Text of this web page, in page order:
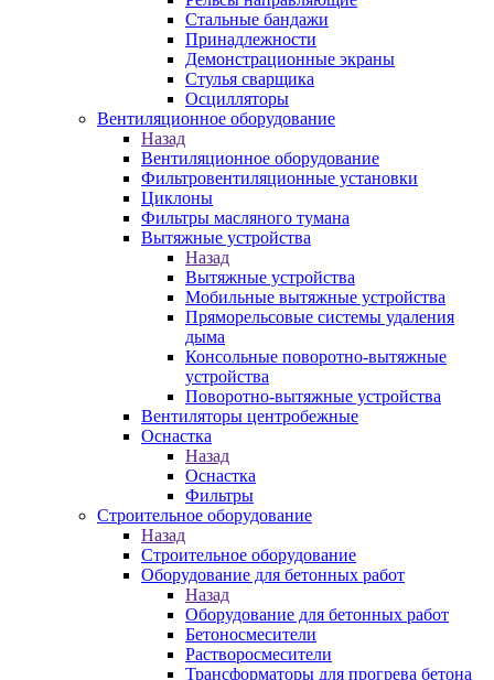
Стальные бандажи
Принадлежности
Демонстрационные экраны
Стулья сварщика
Осцилляторы
Вентиляционное оборудование
Назад
Вентиляционное оборудование
Фильтровентиляционные установки
Циклоны
Фильтры масляного тумана
Вытяжные устройства
Назад
Вытяжные устройства
Мобильные вытяжные устройства
Пряморельсовые системы удаления
дыма
Консольные поворотно-вытяжные
устройства
Поворотно-вытяжные устройства
Вентиляторы центробежные
Оснастка
Назад
Оснастка
Фильтры
Строительное оборудование
Назад
Строительное оборудование
Оборудование для бетонных работ
Назад
Оборудование для бетонных работ
Бетоносмесители
Растворосмесители
Трансформаторы для прогрева бетона